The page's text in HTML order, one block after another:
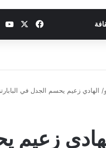
فيسبوك
الهادي زعيم يحسم الجدل في